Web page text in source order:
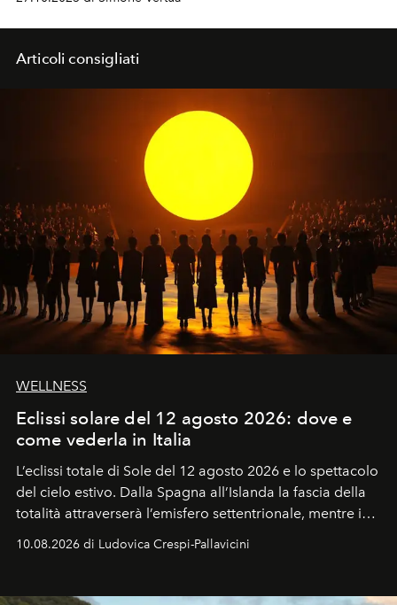
Articoli consigliati
WELLNESS
Eclissi solare del 12 agosto 2026: dove e
come vederla in Italia
L’eclissi totale di Sole del 12 agosto 2026 e lo spettacolo
del cielo estivo. Dalla Spagna all’Islanda la fascia della
totalità attraverserà l’emisfero settentrionale, mentre in
Italia il fenomeno sarà parziale ma particolarmente
spettacolare al Nord. Orari, città favorite e regole per
10.08.2026 di Ludovica Crespi-Pallavicini